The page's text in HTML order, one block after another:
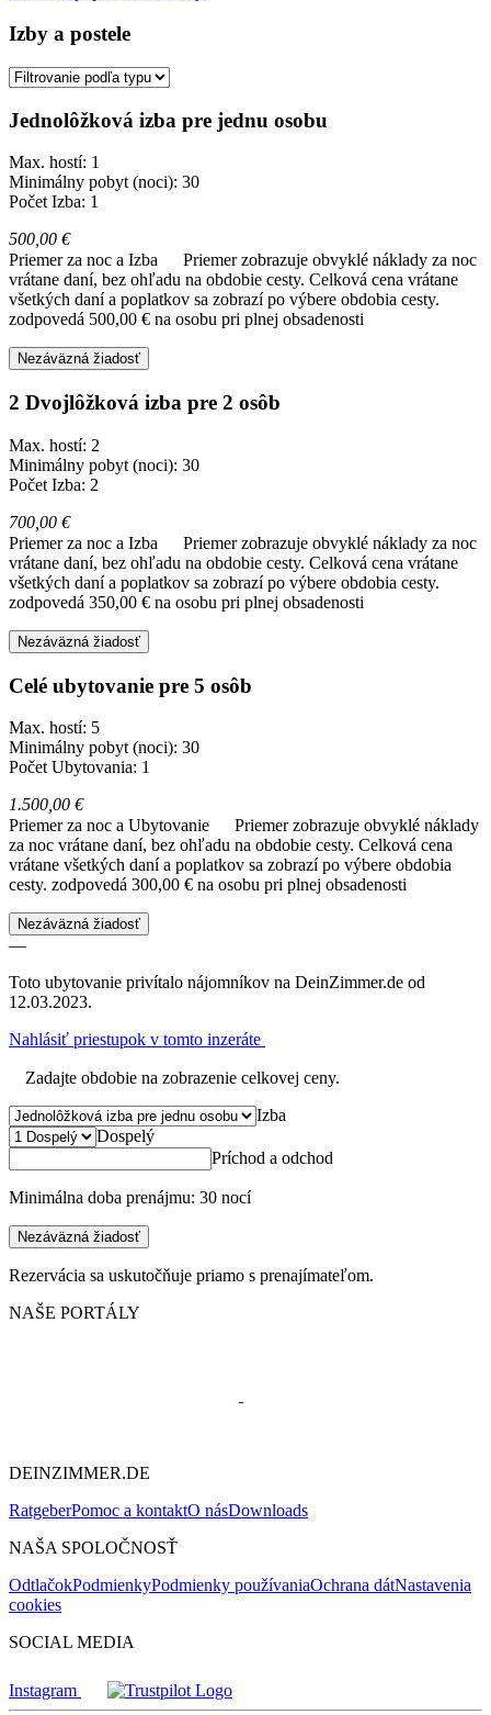
Izby a postele
Jednolôžková izba pre jednu osobu
Max. hostí: 1
Minimálny pobyt (noci): 30
Počet Izba: 1
500,00 €
Priemer za noc a Izba
Priemer zobrazuje obvyklé náklady za noc
vrátane daní, bez ohľadu na obdobie cesty. Celková cena vrátane
všetkých daní a poplatkov sa zobrazí po výbere obdobia cesty.
zodpovedá 500,00 € na osobu pri plnej obsadenosti
Nezáväzná žiadosť
2 Dvojlôžková izba pre 2 osôb
Max. hostí: 2
Minimálny pobyt (noci): 30
Počet Izba: 2
700,00 €
Priemer za noc a Izba
Priemer zobrazuje obvyklé náklady za noc
vrátane daní, bez ohľadu na obdobie cesty. Celková cena vrátane
všetkých daní a poplatkov sa zobrazí po výbere obdobia cesty.
zodpovedá 350,00 € na osobu pri plnej obsadenosti
Nezáväzná žiadosť
Celé ubytovanie pre 5 osôb
Max. hostí: 5
Minimálny pobyt (noci): 30
Počet Ubytovania: 1
1.500,00 €
Priemer za noc a Ubytovanie
Priemer zobrazuje obvyklé náklady
za noc vrátane daní, bez ohľadu na obdobie cesty. Celková cena
vrátane všetkých daní a poplatkov sa zobrazí po výbere obdobia
cesty. zodpovedá 300,00 € na osobu pri plnej obsadenosti
Nezáväzná žiadosť
—
Toto ubytovanie privítalo nájomníkov na DeinZimmer.de od
12.03.2023.
Nahlásiť priestupok v tomto inzeráte
Zadajte obdobie na zobrazenie celkovej ceny.
Izba
Dospelý
Príchod a odchod
Minimálna doba prenájmu: 30 nocí
Nezáväzná žiadosť
Rezervácia sa uskutočňuje priamo s prenajímateľom.
NAŠE PORTÁLY
DEINZIMMER.DE
RatgeberPomoc a kontaktO násDownloads
NAŠA SPOLOČNOSŤ
OdtlačokPodmienkyPodmienky používaniaOchrana dátNastavenia
cookies
SOCIAL MEDIA
Instagram